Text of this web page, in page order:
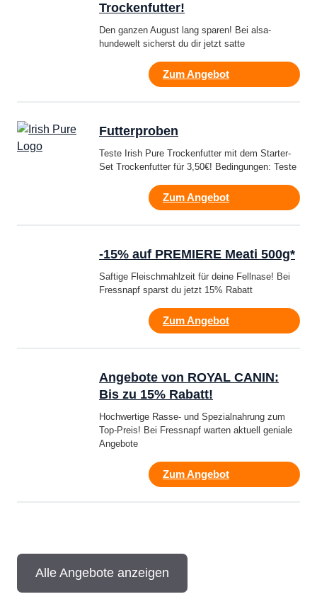
Trockenfutter!
Den ganzen August lang sparen! Bei alsa-
hundewelt sicherst du dir jetzt satte
Zum Angebot
Futterproben
Teste Irish Pure Trockenfutter mit dem Starter-
Set Trockenfutter für 3,50€! Bedingungen: Teste
Zum Angebot
-15% auf PREMIERE Meati 500g*
Saftige Fleischmahlzeit für deine Fellnase! Bei
Fressnapf sparst du jetzt 15% Rabatt
Zum Angebot
Angebote von ROYAL CANIN:
Bis zu 15% Rabatt!
Hochwertige Rasse- und Spezialnahrung zum
Top-Preis! Bei Fressnapf warten aktuell geniale
Angebote
Zum Angebot
Alle Angebote anzeigen